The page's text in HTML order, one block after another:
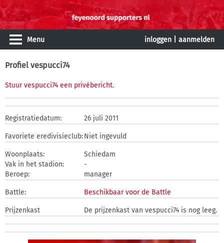
Menu inloggen aanmelden
Profiel vespucci74
Stuur vespucci74 een privébericht.
Registratiedatum: 26 juli 2011
Favoriete eredivisieclub:Niet ingevuld
Woonplaats:
Schiedam
Vak in het stadion:
-
Beroep:
manager
Battle: Beschikbaar voor de Battle
Prijzenkast De prijzenkast van vespucci74 is nog leeg.